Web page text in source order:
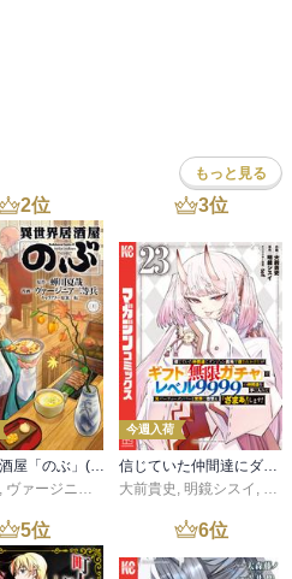
もっと見る
2位
ヴァージニア二等兵 ,転
3位
今週入荷
大前貴史 明鏡シスイ
5位 6位